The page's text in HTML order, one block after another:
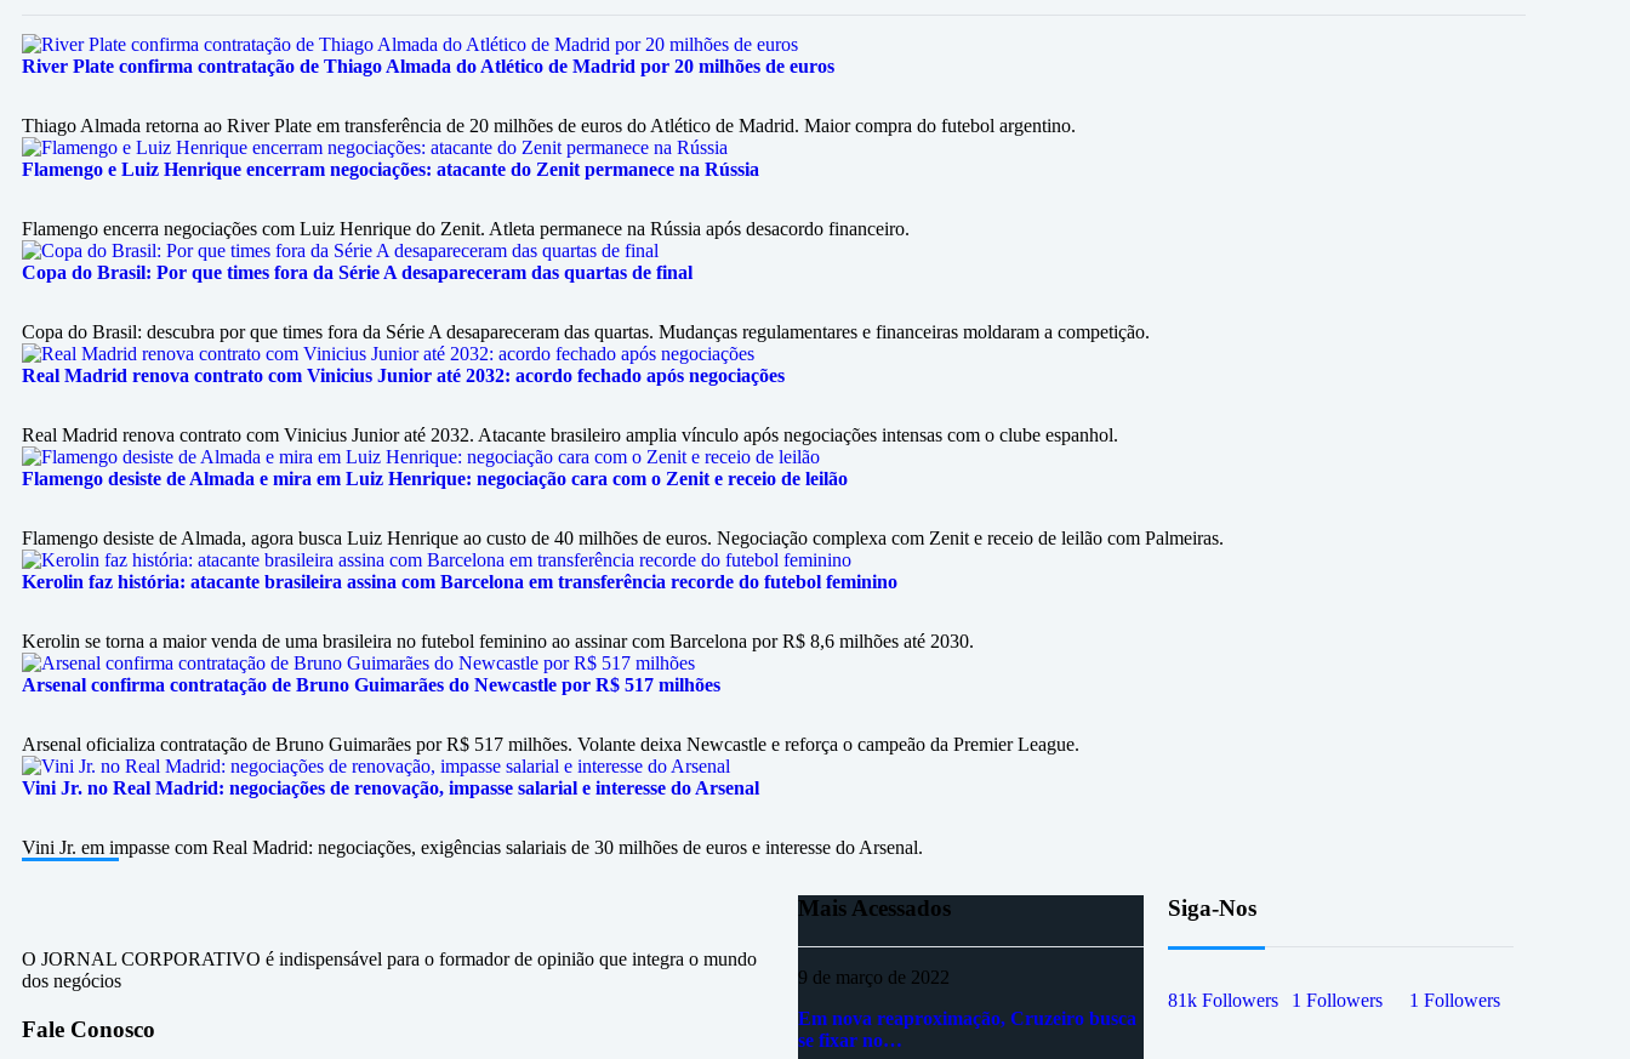
River Plate confirma contratação de Thiago Almada do Atlético de Madrid por 20 milhões de euros
Thiago Almada retorna ao River Plate em transferência de 20 milhões de euros do Atlético de Madrid. Maior compra do futebol argentino.
Flamengo e Luiz Henrique encerram negociações: atacante do Zenit permanece na Rússia
Flamengo encerra negociações com Luiz Henrique do Zenit. Atleta permanece na Rússia após desacordo financeiro.
Copa do Brasil: Por que times fora da Série A desapareceram das quartas de final
Copa do Brasil: descubra por que times fora da Série A desapareceram das quartas. Mudanças regulamentares e financeiras moldaram a competição.
Real Madrid renova contrato com Vinicius Junior até 2032: acordo fechado após negociações
Real Madrid renova contrato com Vinicius Junior até 2032. Atacante brasileiro amplia vínculo após negociações intensas com o clube espanhol.
Flamengo desiste de Almada e mira em Luiz Henrique: negociação cara com o Zenit e receio de leilão
Flamengo desiste de Almada, agora busca Luiz Henrique ao custo de 40 milhões de euros. Negociação complexa com Zenit e receio de leilão com Palmeiras.
Kerolin faz história: atacante brasileira assina com Barcelona em transferência recorde do futebol feminino
Kerolin se torna a maior venda de uma brasileira no futebol feminino ao assinar com Barcelona por R$ 8,6 milhões até 2030.
Arsenal confirma contratação de Bruno Guimarães do Newcastle por R$ 517 milhões
Arsenal oficializa contratação de Bruno Guimarães por R$ 517 milhões. Volante deixa Newcastle e reforça o campeão da Premier League.
Vini Jr. no Real Madrid: negociações de renovação, impasse salarial e interesse do Arsenal
Vini Jr. em impasse com Real Madrid: negociações, exigências salariais de 30 milhões de euros e interesse do Arsenal.
O JORNAL CORPORATIVO é indispensável para o formador de opinião que integra o mundo
dos negócios
Fale Conosco
Mais Acessados
9 de março de 2022
Em nova reaproximação, Cruzeiro busca
se fixar no…
Siga-Nos
81k Followers 1 Followers 1 Followers